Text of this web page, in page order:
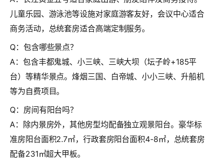
儿童乐园、游泳池等设施对家庭游客友好，会议中心适合
商务活动，总统套房适合高端定制服务。
Q：包含哪些景点？
A：包含丰都鬼城、小三峡、三峡大坝（坛子岭+185平
台）等精华景点。烽烟三国、白帝城、小小三峡、升船机
等为自费项目。
Q：房间有阳台吗？
A：除内景房外，其他房型均配备独立观景阳台。豪华标
准房阳台面积2.7㎡，行政套房阳台面积4-8㎡，总统套房
配备231㎡超大甲板。